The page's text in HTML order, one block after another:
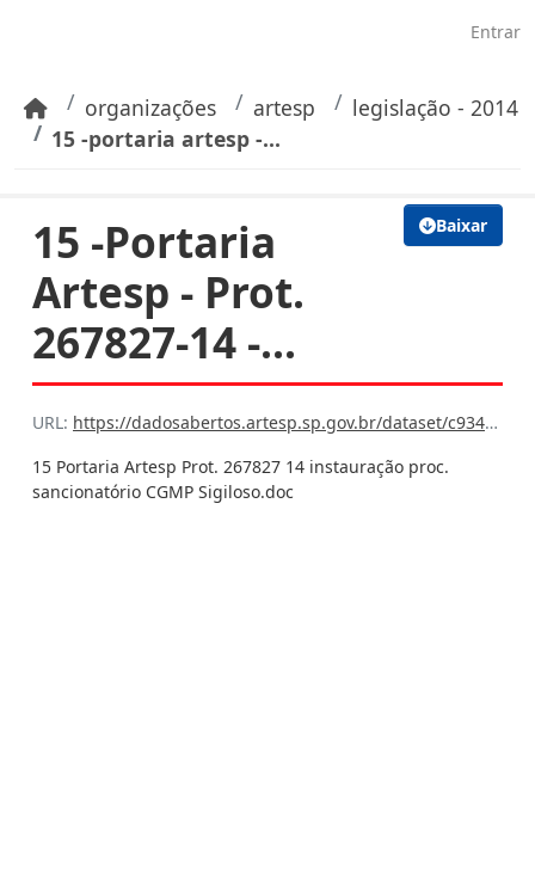
Entrar
organizações artesp
legislação - 2014
15 -portaria artesp -...
Baixar
15 -Portaria
Artesp - Prot.
267827-14 -...
URL: https://dadosabertos.artesp.sp.gov.br/dataset/c934da38-af29-4b4e-9abb-3cfdaa6225b9/resource/c7e0fbb7-686a-4675-aa70-3fb49edad33c/download/15-portaria-artesp-prot.-267827-14-instauracao-proc.-sancionatorio-cgmp-sigiloso.doc
15 Portaria Artesp Prot. 267827 14 instauração proc.
sancionatório CGMP Sigiloso.doc